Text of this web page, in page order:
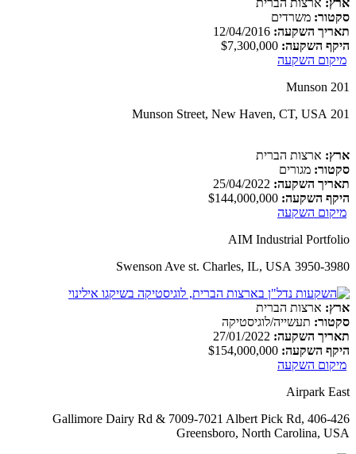
סקטור: משרדים
תאריך השקעה:
היקף השקעה:
מיקום השקעה
201 Munson
201 Munson Street, New Haven, CT, USA
ארץ: ארצות הברית
סקטור: מגורים
תאריך השקעה:
היקף השקעה:
מיקום השקעה
AIM Industrial Portfolio
3950-3980 Swenson Ave st. Charles, IL, USA
ארץ: ארצות הברית
סקטור: תעשייה/לוגיסטיקה
תאריך השקעה:
היקף השקעה:
מיקום השקעה
Airpark East
406-426 Gallimore Dairy Rd & 7009-7021 Albert Pick Rd,
Greensboro, North Carolina, USA